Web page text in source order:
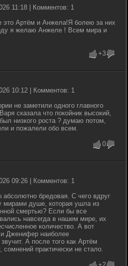
11:18 | Комментов: 1
это Артём и Анжела!Я болею за них
я желаю Анжеле ! Всем мира и
+3
10:12 | Комментов: 1
не заметили одного главного
сказала что покойник высокий,
низкого роста ? думаю потом,
и пожалели обо всем.
0
09:26 | Комментов: 1
бредовая. С чего вдруг
мирами душе, которая ушла из
смертью? Если бы все
навсегда в нашем мире, их
количество. А вот
Дженифер наиболее
А после того как Артём
сомнений практически не стало.